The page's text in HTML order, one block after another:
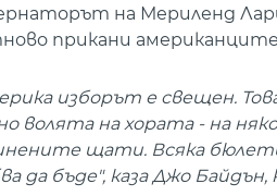
на Мериленд
прикани
изборът е свещен.
волята на хората - на
щати. Всяка
да бъде", каза Джо